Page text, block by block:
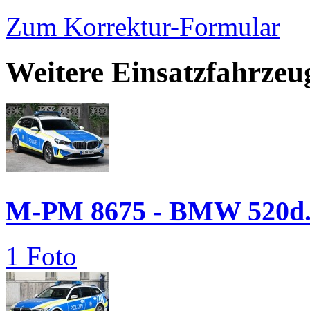
Zum Korrektur-Formular
Weitere
M-PM 8675 - BMW
1 Foto